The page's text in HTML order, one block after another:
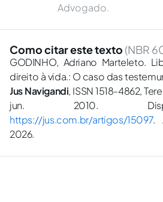
Advogado.
Como citar este texto (NBR
GODINHO, Adriano Marteleto.
direito à vida.: O caso das
Jus Navigandi, ISSN 1518-4862,
jun. 2010.
https://jus.com.br/artigos/15097.
2026.